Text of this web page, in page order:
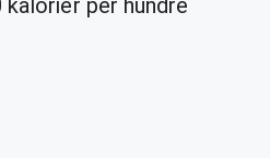
kalorier per hundre